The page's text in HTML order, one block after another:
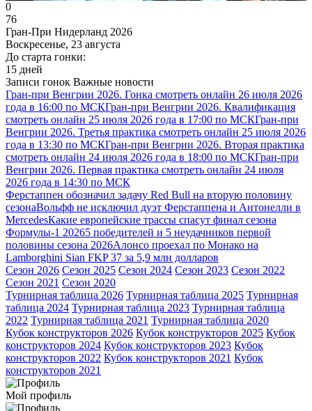
0
76
Гран-При Нидерланд 2026
Воскресенье, 23 августа
До старта гонки:
15 дней
Записи гонок Важные новости
Гран-при Венгрии 2026. Гонка смотреть онлайн 26 июля 2026
года в 16:00 по МСКГран-при Венгрии 2026. Квалификация
смотреть онлайн 25 июля 2026 года в 17:00 по МСКГран-при
Венгрии 2026. Третья практика смотреть онлайн 25 июля 2026
года в 13:30 по МСКГран-при Венгрии 2026. Вторая практика
смотреть онлайн 24 июля 2026 года в 18:00 по МСКГран-при
Венгрии 2026. Первая практика смотреть онлайн 24 июля
2026 года в 14:30 по МСК
Ферстаппен обозначил задачу Red Bull на вторую половину
сезонаВольфф не исключил дуэт Ферстаппена и Антонелли в
MercedesКакие европейские трассы спасут финал сезона
Формулы-1 20265 победителей и 5 неудачников первой
половины сезона 2026Алонсо проехал по Монако на
Lamborghini Sian FKP 37 за 5,9 млн долларов
Сезон 2026 Сезон 2025 Сезон 2024 Сезон 2023 Сезон 2022
Сезон 2021 Сезон 2020
Турнирная таблица 2026 Турнирная таблица 2025 Турнирная
таблица 2024 Турнирная таблица 2023 Турнирная таблица
2022 Турнирная таблица 2021 Турнирная таблица 2020
Кубок конструкторов 2026 Кубок конструкторов 2025 Кубок
конструкторов 2024 Кубок конструкторов 2023 Кубок
конструкторов 2022 Кубок конструкторов 2021 Кубок
конструкторов 2021
Мой профиль